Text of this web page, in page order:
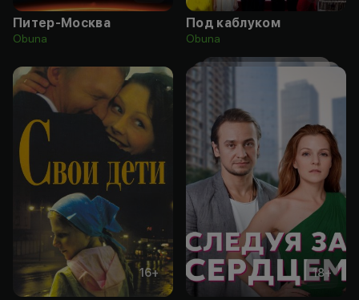
Питер-Москва
Obuna
Под каблуком
Obuna
16+ 18+